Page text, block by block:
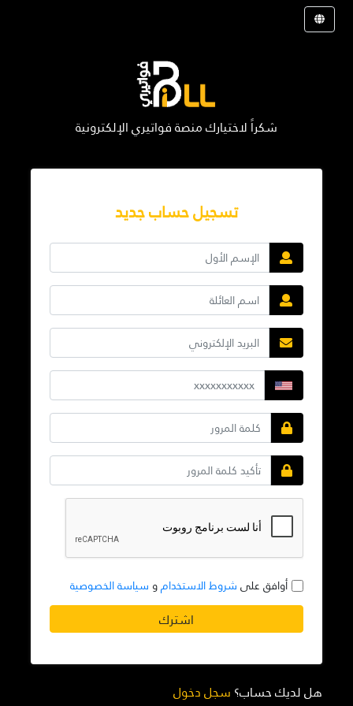
شكراً لاختيارك منصة فواتيري الإلكترونية
تسجيل حساب جديد
أوافق علىشروط الاستخدامو سياسة الخصوصية
اشترك
هل لديك حساب؟ سجل دخول